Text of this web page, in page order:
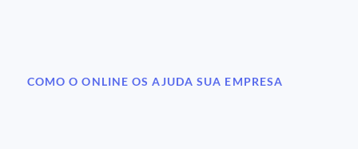
COMO O ONLINE OS AJUDA SUA EMPRESA